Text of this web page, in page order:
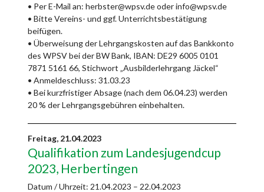
• Per E-Mail an: herbster@wpsv.de oder info@wpsv.de
• Bitte Vereins- und ggf. Unterrichtsbestätigung
beifügen.
• Überweisung der Lehrgangskosten auf das Bankkonto
des WPSV bei der BW Bank, IBAN: DE29 6005 0101
7871 5161 66, Stichwort „Ausbilderlehrgang Jäckel“
• Anmeldeschluss: 31.03.23
• Bei kurzfristiger Absage (nach dem 06.04.23) werden
20 % der Lehrgangsgebühren einbehalten.
Freitag, 21.04.2023
Qualifikation zum Landesjugendcup
2023, Herbertingen
Datum / Uhrzeit: 21.04.2023 – 22.04.2023